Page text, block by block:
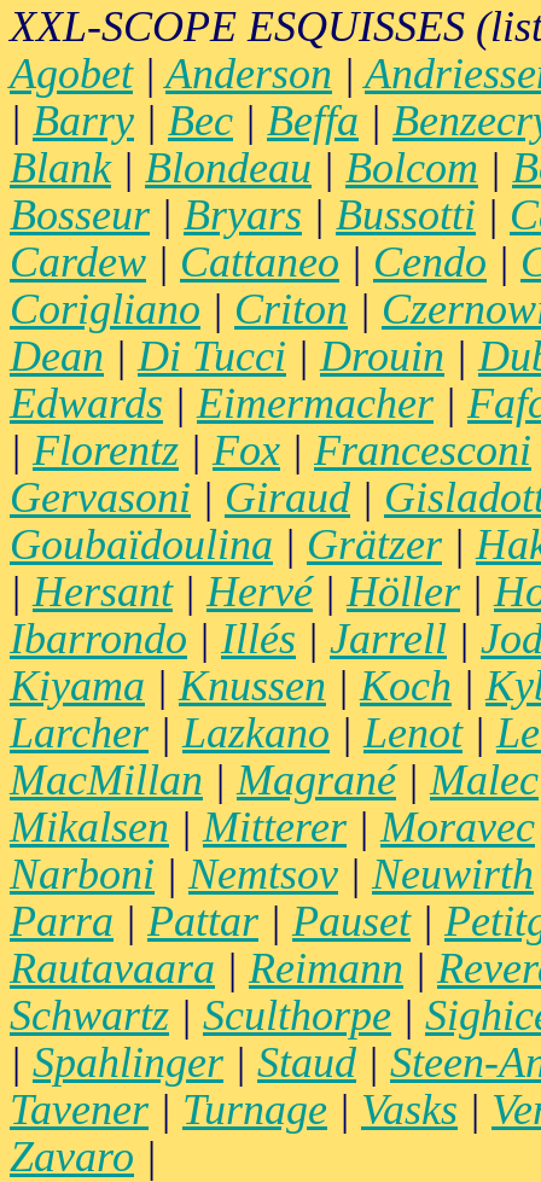
XXL-SCOPE ESQUISSES
Agobet|Anderson |
| Barry | Bec | Beffa |
Blank| Blondeau | Bolcom |
Bosseur | Bryars | Bussotti |
Cardew | Cattaneo | Cendo |
Corigliano | Criton |
Dean | Di Tucci | Drouin |
Edwards | Eimermacher |
| Florentz | Fox | Francesconi
Gervasoni | Giraud |
Goubaïdoulina | Grätzer |
| Hersant| Hervé| Höller |
Ibarrondo | Illés | Jarrell |
Kiyama | Knussen | Koch |
Larcher | Lazkano | Lenot|
MacMillan | Magrané| Malec
Mikalsen | Mitterer | Moravec
Narboni | Nemtsov | Neuwirth
Parra | Pattar | Pauset|
Rautavaara | Reimann |
Schwartz | Sculthorpe |
| Spahlinger | Staud | Steen-
Tavener | Turnage | Vasks |
Zavaro |